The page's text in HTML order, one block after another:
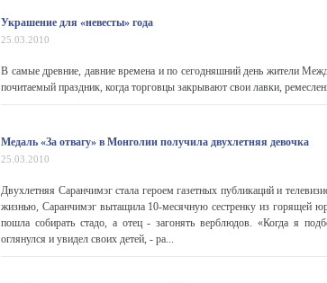
Украшение для «невесты» года
25.03.2010
В самые древние, давние времена и по сегодняшний день жители
почитаемый праздник, когда торговцы закрывают свои лавки,
Медаль «За отвагу» в Монголии получила двухлетняя девочка
25.03.2010
Двухлетняя Саранчимэг стала героем газетных публикаций и
жизнью, Саранчимэг вытащила 10-месячную сестренку из горящей
пошла собирать стадо, а отец - загонять верблюдов. «Когда я
оглянулся и увидел своих детей, - ра...